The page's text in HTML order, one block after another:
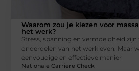
Waarom zou je kiezen voor
het werk?
Stress, spanning en vermoeidheid
onderdelen van het werkleven. Maar
eenvoudige en effectieve manier
Nationale Carriere Check